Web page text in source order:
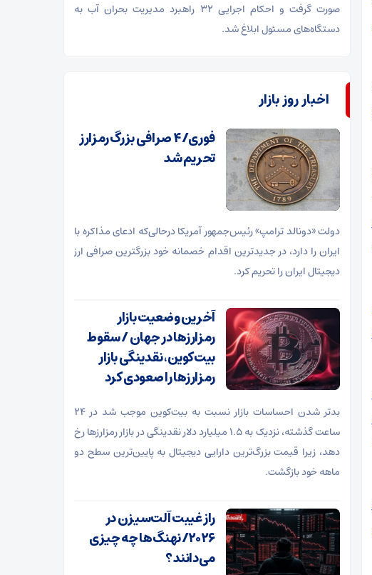
صورت گرفت و احکام اجرایی ۳۲ راهبرد مدیریت بحران آب به
دستگاه‌های مسئول ابلاغ شد.
اخبار روز بازار
فوری/ ۴ صرافی بزرگ رمزارز
تحریم شد
دولت «دونالد ترامپ» رئیس‌جمهور آمریکا درحالی‌که ادعای مذاکره با
ایران را دارد، در جدیدترین اقدام خصمانه خود بزرگترین صرافی ارز
دیجیتال ایران را تحریم کرد.
آخرین وضعیت بازار
رمزارزها در جهان / سقوط
بیت‌کوین، نقدینگی‌ بازار
رمزارزها را صعودی کرد
بدتر شدن احساسات بازار نسبت به بیت‌کوین موجب شد در ۲۴
ساعت گذشته، نزدیک به ۱.۵ میلیارد دلار نقدینگی در بازار رمزارزها رخ
دهد، زیرا قیمت بزرگ‌ترین دارایی دیجیتال به پایین‌ترین سطح دو
ماهه خود بازگشت.
راز غیبت آلت‌سیزن در
۲۰۲۶/ نهنگ‌ها چه چیزی
می‌دانند؟